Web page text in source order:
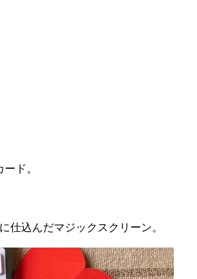
ド。
仕込んだマジックスクリーン。